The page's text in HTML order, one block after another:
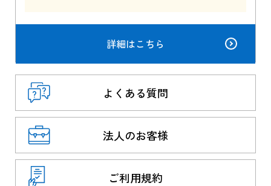
詳細はこちら
よくある質問
法人のお客様
ご利用規約